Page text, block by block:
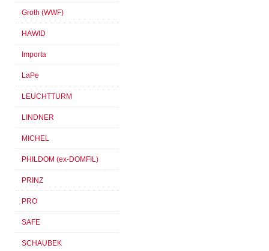
Groth (WWF)
HAWID
Importa
LaPe
LEUCHTTURM
LINDNER
MICHEL
PHILDOM (ex-DOMFIL)
PRINZ
PRO
SAFE
SCHAUBEK